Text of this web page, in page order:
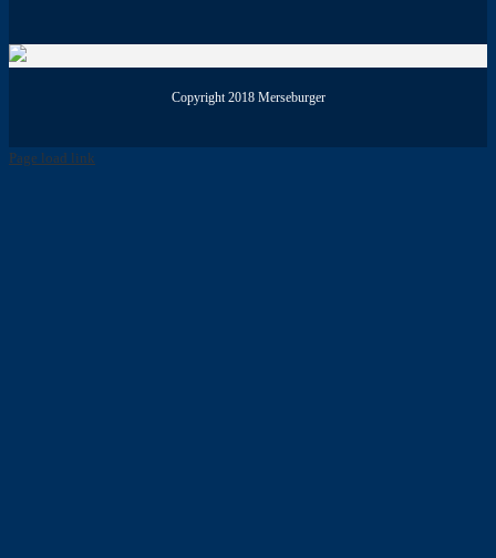
Copyright 2018 Merseburger
Page load link